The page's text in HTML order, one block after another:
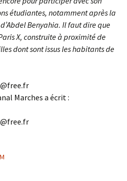
étudiantes, notamment après la
Benyahia. Il faut dire que
X, construite à proximité de
dont sont issus les habitants de
Marches a écrit :